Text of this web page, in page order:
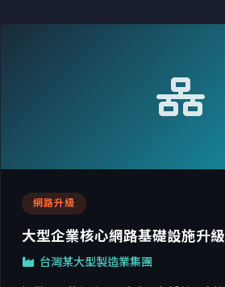
網路升級
大型企業核心網路基礎設施升級
台灣某大型製造業集團